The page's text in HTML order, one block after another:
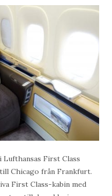
First Class
Chicago från Frankfurt.
First Class-kabin med